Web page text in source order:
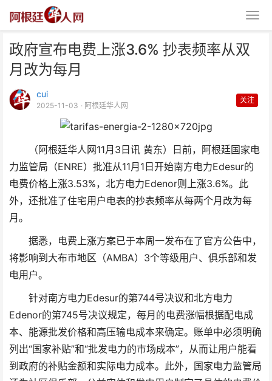
政府宣布电费上涨3.6% 抄表频率从双
月改为每月
cui
2025-11-03 · 阿根廷华人网
关注
（阿根廷华人网11月3日讯 黄东）日前，阿根廷国家电
力监管局（ENRE）批准从11月1日开始南方电力Edesur的
电费价格上涨3.53%，北方电力Edenor则上涨3.6%。此
外，还批准了住宅用户电表的抄表频率从每两个月改为每
月。
据悉，电费上涨方案已于本周一发布在了官方公告中，
将影响到大布市地区（AMBA）3个等级用户、俱乐部和发
电用户。
针对南方电力Edesur的第744号决议和北方电力
Edenor的第745号决议规定，每月的电费涨幅根据配电成
本、能源批发价格和高压输电成本来确定。账单中必须明确
列出“国家补贴”和“批发电力的市场成本”，从而让用户能看
到政府的补贴金额和实际电力成本。此外，国家电力监管局
从双月改为每月